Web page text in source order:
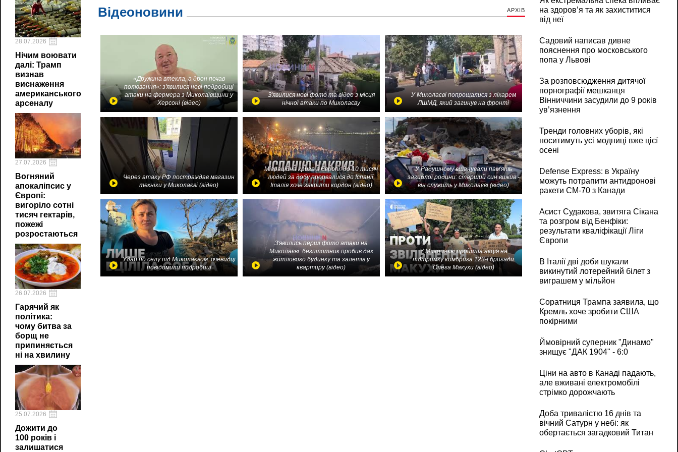
28.07.2026
Нічим воювати
далі: Трамп
визнав
виснаження
американського
арсеналу
27.07.2026
Вогняний
апокаліпсис у
Європі:
вигоріло сотні
тисяч гектарів,
пожежі
розростаються
26.07.2026
Гарячий як
політика:
чому битва за
борщ не
припиняється
ні на хвилину
25.07.2026
Дожити до
100 років і
залишатися
Відеоновини АРХІВ
«Дружина втекла, а дрон почав
полювання»: з'явилися нові подробиці
атаки на фермера з Миколаївщини у
Херсоні (відео)
З'явилися нові фото та відео з місця
нічної атаки по Миколаєву
У Миколаєві попрощалися з лікарем
ЛШМД, який загинув на фронті
Через атаку РФ постраждав магазин
техніки у Миколаєві (відео)
Міграційна криза в Європі: до 10 тисяч
людей за добу прорвалися до Іспанії,
Італія хоче закрити кордон (відео)
У Радушному вшанували пам'ять
загиблої родини: старший син вижив -
він служить у Миколаєві (відео)
Удар по селу під Миколаєвом: очевидці
повідомили подробиці
З'явились перші фото атаки на
Миколаєві: безпілотник пробив дах
житлового будинку та залетів у
квартиру (відео)
У Миколаєві пройшла акція на
підтримку комбрига 123-ї бригади
Олега Макухи (відео)
на здоров’я та як захиститися
від неї
Садовий написав дивне
пояснення про московського
попа у Львові
За розповсюдження дитячої
порнографії мешканця
Вінниччини засудили до 9 років
ув’язнення
Тренди головних уборів, які
носитимуть усі модниці вже цієї
осені
Defense Express: в Україну
можуть потрапити антидронові
ракети CM-70 з Канади
Асист Судакова, звитяга Сікана
та розгром від Бенфіки:
результати кваліфікації Ліги
Європи
В Італії дві доби шукали
викинутий лотерейний білет з
виграшем у мільйон
Соратниця Трампа заявила, що
Кремль хоче зробити США
покірними
Ймовірний суперник "Динамо"
знищує "ДАК 1904" - 6:0
Ціни на авто в Канаді падають,
але вживані електромобілі
стрімко дорожчають
Доба тривалістю 16 днів та
вічний Сатурн у небі: як
обертається загадковий Титан